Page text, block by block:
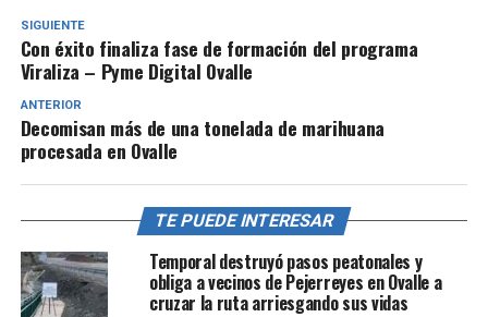
SIGUIENTE
Con éxito finaliza fase de formación del programa
Viraliza – Pyme Digital Ovalle
ANTERIOR
Decomisan más de una tonelada de marihuana
procesada en Ovalle
TE PUEDE INTERESAR
Temporal destruyó pasos peatonales y
obliga a vecinos de Pejerreyes en Ovalle a
cruzar la ruta arriesgando sus vidas